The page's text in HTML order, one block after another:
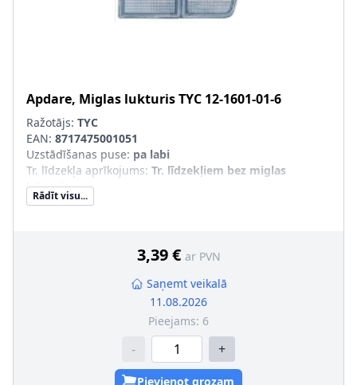
Apdare, Miglas lukturisTYC 12-1601-01-6
Ražotājs: TYC
EAN: 8717475001051
Uzstādīšanas puse: pa labi
Tr. līdzekļa aprīkojums: Tr. līdzekļiem bez miglas
lukturiem
Rādīt visu...
3,39 € ar PVN
Saņemt veikalā
11.08.2026
Pieejams: 6
- +
Pievienot grozam